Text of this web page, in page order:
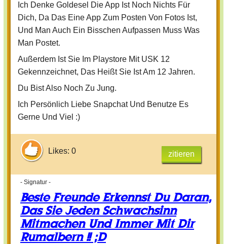
Ich Denke Goldesel Die App Ist Noch Nichts Für
Dich, Da Das Eine App Zum Posten Von Fotos Ist,
Und Man Auch Ein Bisschen Aufpassen Muss Was
Man Postet.
Außerdem Ist Sie Im Playstore Mit USK 12
Gekennzeichnet, Das Heißt Sie Ist Am 12 Jahren.
Du Bist Also Noch Zu Jung.
Ich Persönlich Liebe Snapchat Und Benutze Es
Gerne Und Viel :)
Likes: 0 zitieren
- Signatur -
Beste Freunde Erkennst Du Daran,
Das Sie Jeden Schwachsinn
Mitmachen Und Immer Mit Dir
Rumalbern !! ;D